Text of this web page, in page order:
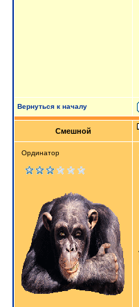
Вернуться к началу
Смешной
Ординатор